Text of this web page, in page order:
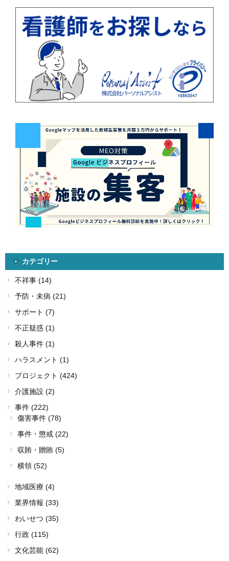
カテゴリー
不祥事 (14)
予防・未病 (21)
サポート (7)
不正疑惑 (1)
殺人事件 (1)
ハラスメント (1)
プロジェクト (424)
介護施設 (2)
事件 (222)
傷害事件 (78)
事件・懲戒 (22)
収賄・贈賄 (5)
横領 (52)
地域医療 (4)
業界情報 (33)
わいせつ (35)
行政 (115)
文化芸能 (62)